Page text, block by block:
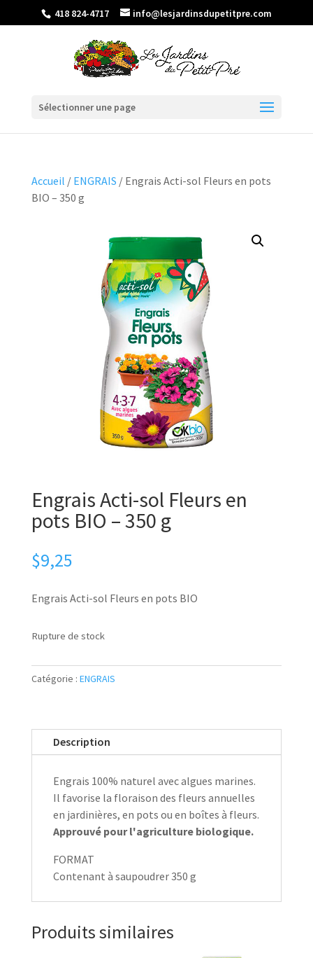
418 824-4717 info@lesjardinsdupetitpre.com
Sélectionner une page
Accueil / ENGRAIS / Engrais Acti-sol Fleurs en pots
BIO – 350 g
Engrais Acti-sol Fleurs en
pots BIO – 350 g
$9,25
Engrais Acti-sol Fleurs en pots BIO
Rupture de stock
Catégorie : ENGRAIS
Description
Engrais 100% naturel avec algues marines.
Il favorise la floraison des fleurs annuelles
en jardinières, en pots ou en boîtes à fleurs.
Approuvé pour l'agriculture biologique.
FORMAT
Contenant à saupoudrer 350 g
Produits similaires